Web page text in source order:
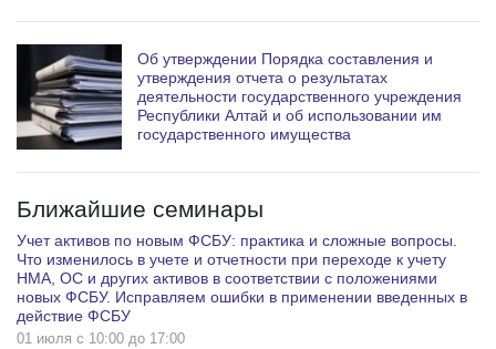
Об утверждении Порядка составления и
утверждения отчета о результатах
деятельности государственного учреждения
Республики Алтай и об использовании им
государственного имущества
Ближайшие семинары
Учет активов по новым ФСБУ: практика и сложные вопросы.
Что изменилось в учете и отчетности при переходе к учету
НМА, ОС и других активов в соответствии с положениями
новых ФСБУ. Исправляем ошибки в применении введенных в
действие ФСБУ
01 июля c 10:00 до 17:00